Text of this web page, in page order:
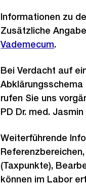
Informationen zu
Zusätzliche
Vademecum.
Bei Verdacht auf
Abklärungsschema
rufen Sie uns
PD Dr. med.
Weiterführende
(Taxpunkte),
können im Labor